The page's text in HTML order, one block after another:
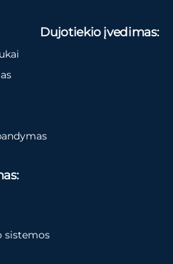
Dujotiekio įvedimas:
sistemos